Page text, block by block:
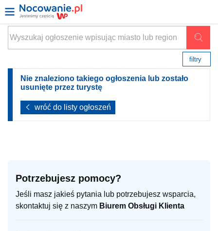
filtry
Nie znaleziono takiego ogłoszenia lub zostało
usunięte przez turystę
wróć do listy ogłoszeń
Potrzebujesz pomocy?
Jeśli masz jakieś pytania lub potrzebujesz wsparcia,
skontaktuj się z naszym Biurem Obsługi Klienta